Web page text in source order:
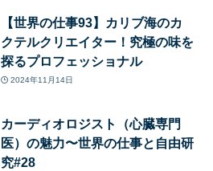
【世界の仕事93】カリブ海のカ
クテルクリエイター！究極の味を
探るプロフェッショナル
2024年11月14日
カーディオロジスト（心臓専門
医）の魅力〜世界の仕事と自由研
究#28